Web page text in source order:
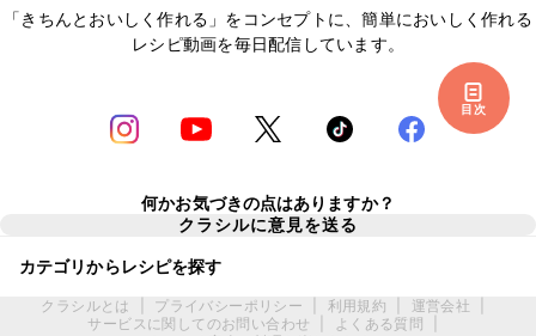
目次
「きちんとおいしく作れる」をコンセプトに、簡単においしく作れる
レシピ動画を毎日配信しています。
何かお気づきの点はありますか？
クラシルに意見を送る
カテゴリからレシピを探す
クラシルとは プライバシーポリシー 利用規約 運営会社
サービスに関してのお問い合わせ
よくある質問